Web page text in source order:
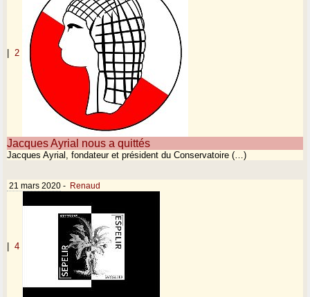
| 2
Jacques Ayrial nous a quittés
Jacques Ayrial, fondateur et président du Conservatoire (…)
21 mars 2020 - Renaud
4